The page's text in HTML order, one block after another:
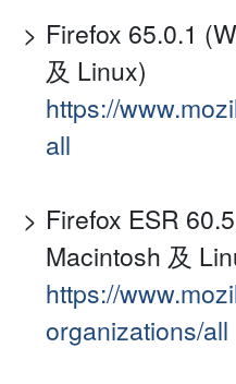
Firefox 65.0.1
及 Linux)
https://
all
Firefox ESR
Macintosh 及
https://
organizations/all